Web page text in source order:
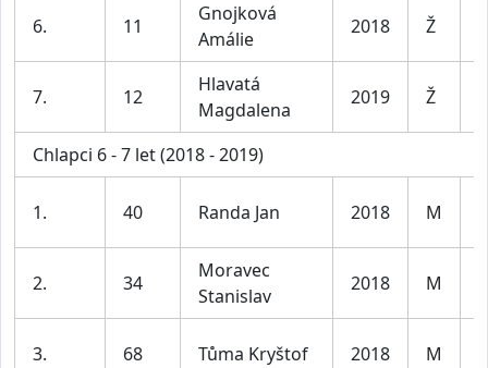
6. 11
Gnojková
Amálie
2018 Ž
7. 12
Hlavatá
Magdalena
2019 Ž
Chlapci 6 - 7 let (2018 - 2019)
1. 40 Randa Jan 2018 M
2. 34
Moravec
Stanislav
2018 M
3. 68 Tůma Kryštof 2018 M